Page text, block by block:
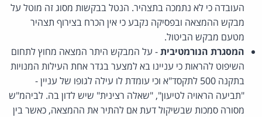
העובדה כי לא נתמכה בתצהיר. הנטל בבקשות מסוג זה מוטל על
מבקש ההמצאה ובפסיקה נקבע כי אין הכרח בצירוף תצהיר
מטעם מבקש הביטול.
המסגרת הנורמטיבית- על המבקש היתר המצאה מחוץ לתחום
השיפוט להראות כי עניינו בא למצער בגדר אחת העילות המנויות
בתקנה 500 לתקסד"א וכי עומדת לו עילה לגופו של עניין -
"תביעה הראויה לטיעון", "שאלה רצינית" שיש לדון בה. לביהמ"ש
מסורה סמכות שבשיקול דעת אם להתיר את ההמצאה, כאשר בין